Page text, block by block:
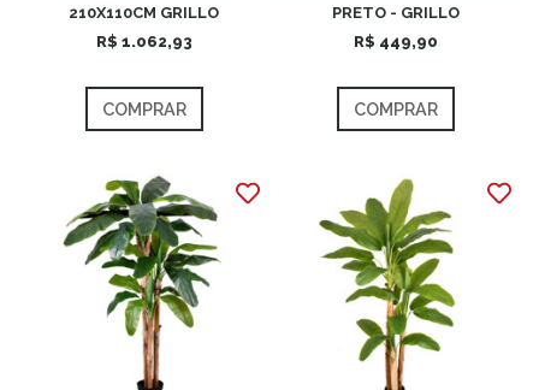
210X110CM GRILLO
R$ 1.062,93
COMPRAR
PRETO - GRILLO
R$ 449,90
COMPRAR